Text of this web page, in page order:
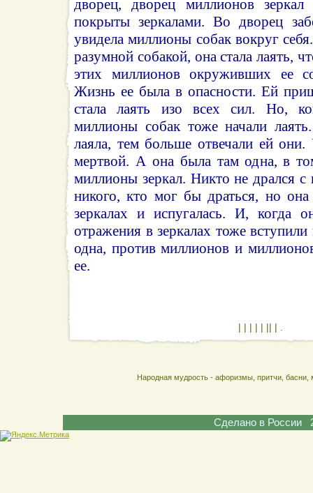
дворец, дворец миллионов
покрыты зеркалами. Во дворец
увидела миллионы собак вокруг
разумной собакой, она стала лаять,
этих миллионов окруживших ее
Жизнь ее была в опасности. Ей
стала лаять изо всех сил. Но,
миллионы собак тоже начали
лаяла, тем больше отвечали ей
мертвой. А она была там одна, в
миллионы зеркал. Никто не дрался
никого, кто мог бы драться, но
зеркалах и испугалась. И, когда
отражения в зеркалах тоже
одна, против миллионов и
ее.
| | | | | || | .
Народная мудрость - афоризмы, притчи,
Сделано в России